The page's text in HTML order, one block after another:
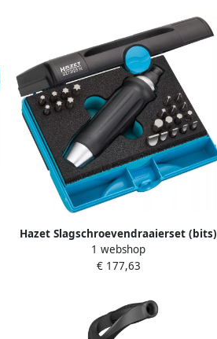
Hazet Slagschroevendraaierset (bits)
2272 23N | 5 16 inch (8 mm) zeskant
massief | Kruiskop profiel PH Binnen-
1 webshop
€ 177,63